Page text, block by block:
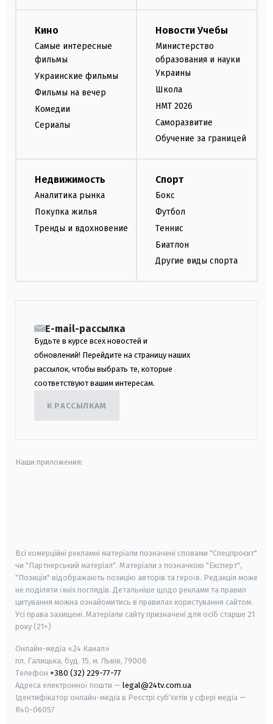
Кино
Самые интересные
фильмы
Украинские фильмы
Фильмы на вечер
Комедии
Сериалы
Новости Учебы
Министерство
образования и науки
Украины
Школа
НМТ 2026
Саморазвитие
Обучение за границей
Недвижимость
Аналитика рынка
Покупка жилья
Тренды и вдохновение
Спорт
Бокс
Футбол
Теннис
Биатлон
Другие виды спорта
E-mail-рассылка
Будьте в курсе всех новостей и
обновлений! Перейдите на страницу наших
рассылок, чтобы выбрать те, которые
соответствуют вашим интересам.
К РАССЫЛКАМ
Наши приложения:
Всі комерційні рекламні матеріали позначені словами "Спецпроєкт"
чи "Партнерський матеріал". Матеріали з позначкою "Експерт",
"Позиція" відображають позицію авторів та героїв. Редакція може
не поділяти їхніх поглядів. Детальніше щодо реклами та правил
цитування можна ознайомитись в правилах користування сайтом.
Усі права захищені. Матеріали сайту призначені для осіб старше 21
року (21+)
Онлайн-медіа «24 Канал»
пл. Галицька, буд. 15, м. Львів, 79008
Телефон +380 (32) 229-77-77
Адреса електронної пошти — legal@24tv.com.ua
Ідентифікатор онлайн-медіа в Реєстрі суб'єктів у сфері медіа —
R40-06057